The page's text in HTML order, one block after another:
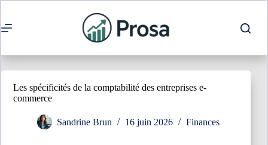
contenu
Les spécificités de la comptabilité des entreprises e-
commerce
Sandrine Brun 16 juin 2026 Finances